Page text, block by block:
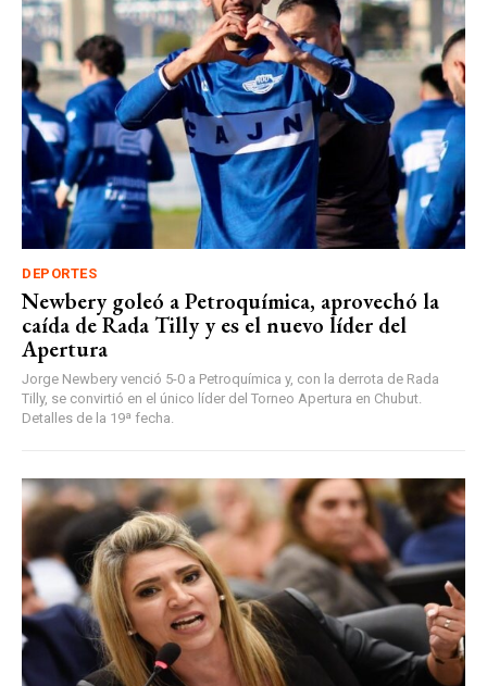
DEPORTES
Newbery goleó a Petroquímica, aprovechó la
caída de Rada Tilly y es el nuevo líder del
Apertura
Jorge Newbery venció 5-0 a Petroquímica y, con la derrota de Rada
Tilly, se convirtió en el único líder del Torneo Apertura en Chubut.
Detalles de la 19ª fecha.